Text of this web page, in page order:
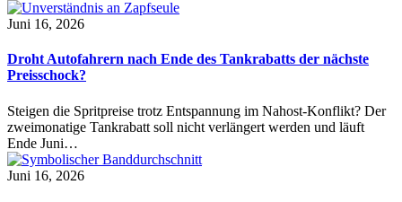
Juni 16, 2026
Droht Autofahrern nach Ende des Tankrabatts der nächste
Preisschock?
Steigen die Spritpreise trotz Entspannung im Nahost-Konflikt? Der
zweimonatige Tankrabatt soll nicht verlängert werden und läuft
Ende Juni…
Juni 16, 2026